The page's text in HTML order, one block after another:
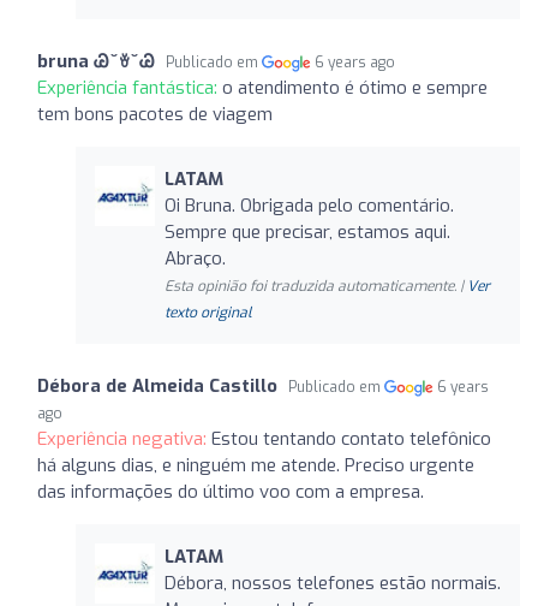
bruna Ꮚ ̆ ꈊ ̆ Ꮚ Publicado em 6 years ago
Experiência fantástica: o atendimento é ótimo e sempre
tem bons pacotes de viagem
LATAM
Oi Bruna. Obrigada pelo comentário.
Sempre que precisar, estamos aqui.
Abraço.
Esta opinião foi traduzida automaticamente. | Ver
texto original
Débora de Almeida Castillo Publicado em
6 years
ago
Experiência negativa: Estou tentando contato telefônico
há alguns dias, e ninguém me atende. Preciso urgente
das informações do último voo com a empresa.
LATAM
Débora, nossos telefones estão normais.